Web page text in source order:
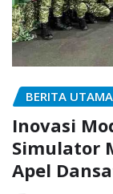
BERITA UTAMA
Inovasi
Simulator
Apel